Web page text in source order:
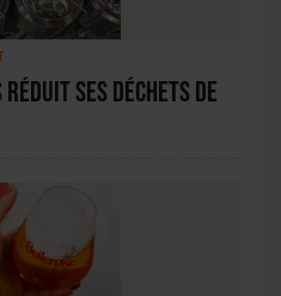
ses déchets de